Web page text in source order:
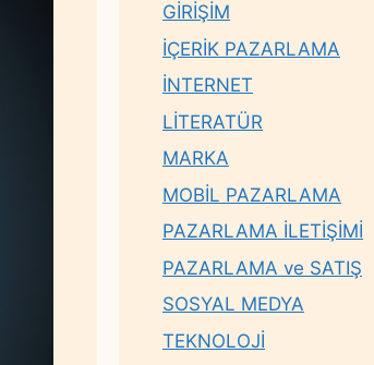
GİRİŞİM
İÇERİK PAZARLAMA
İNTERNET
LİTERATÜR
MARKA
MOBİL PAZARLAMA
PAZARLAMA İLETİŞİMİ
PAZARLAMA ve SATIŞ
SOSYAL MEDYA
TEKNOLOJİ